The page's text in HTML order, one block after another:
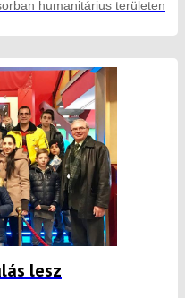
humanitárius területen
lesz